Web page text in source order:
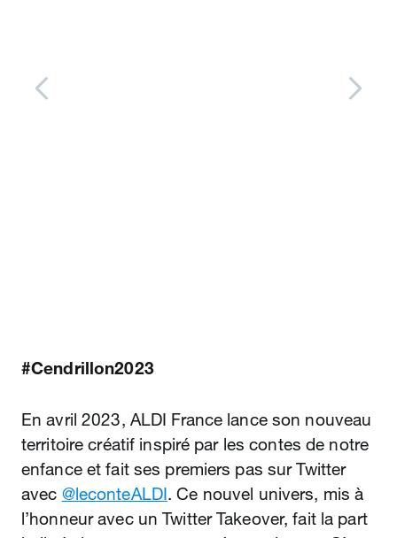
#Cendrillon2023
En avril 2023, ALDI France lance son nouveau
territoire créatif inspiré par les contes de notre
enfance et fait ses premiers pas sur Twitter
avec @leconteALDI. Ce nouvel univers, mis à
l’honneur avec un Twitter Takeover, fait la part